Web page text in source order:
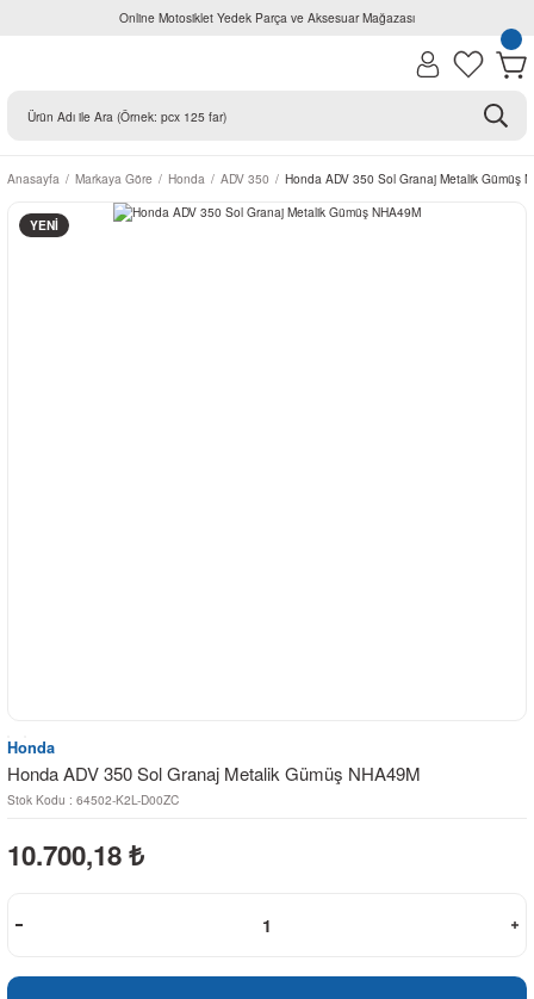
Online Motosiklet Yedek Parça ve Aksesuar Mağazası
Anasayfa Markaya Göre Honda ADV 350 Honda ADV 350 Sol Granaj Metalik Gümüş
YENİ
Honda
Honda ADV 350 Sol Granaj Metalik Gümüş NHA49M
Stok Kodu : 64502-K2L-D00ZC
10.700,18 ₺